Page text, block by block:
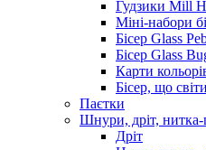
Гудзики Mill
Міні-набори
Бісер Glass
Бісер Glass
Карти
Бісер, що
Паєтки
Шнури, дріт,
Дріт